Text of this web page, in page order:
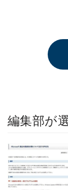
編集部が